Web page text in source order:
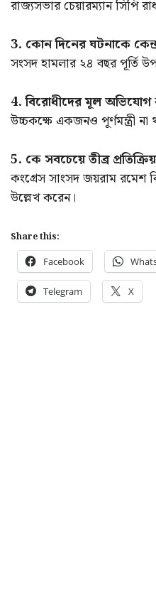
রাজ্যসভার চেয়ারম্যান সিপি
3. কোন দিনের ঘটনাকে
সংসদ হামলার ২৪ বছর পূর্তি
4. বিরোধীদের মূল অভিযোগ
উচ্চকক্ষে একজনও পূর্ণমন্ত্রী না
5. কে সবচেয়ে তীব্র
কংগ্রেস সাংসদ জয়রাম রমেশ
উল্লেখ করেন।
Share this:
Facebook
Telegram X